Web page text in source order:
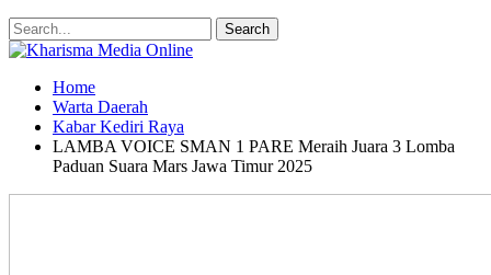
Home
Warta Daerah
Kabar Kediri Raya
LAMBA VOICE SMAN 1 PARE Meraih Juara 3 Lomba
Paduan Suara Mars Jawa Timur 2025